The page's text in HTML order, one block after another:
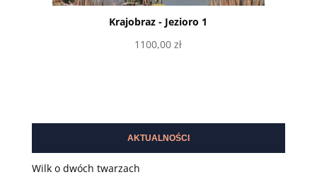
Krajobraz - Jezioro 1
1100,00zł
AKTUALNOŚCI
Wilk o dwóch twarzach